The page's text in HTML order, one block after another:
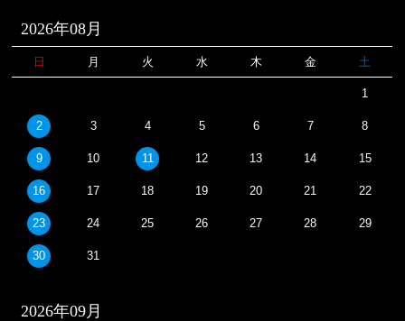
2026年08月
日 月 火 水 木 金 土
1
2 3 4 5 6 7 8
9 10 11 12 13 14 15
16 17 18 19 20 21 22
23 24 25 26 27 28 29
30 31
2026年09月